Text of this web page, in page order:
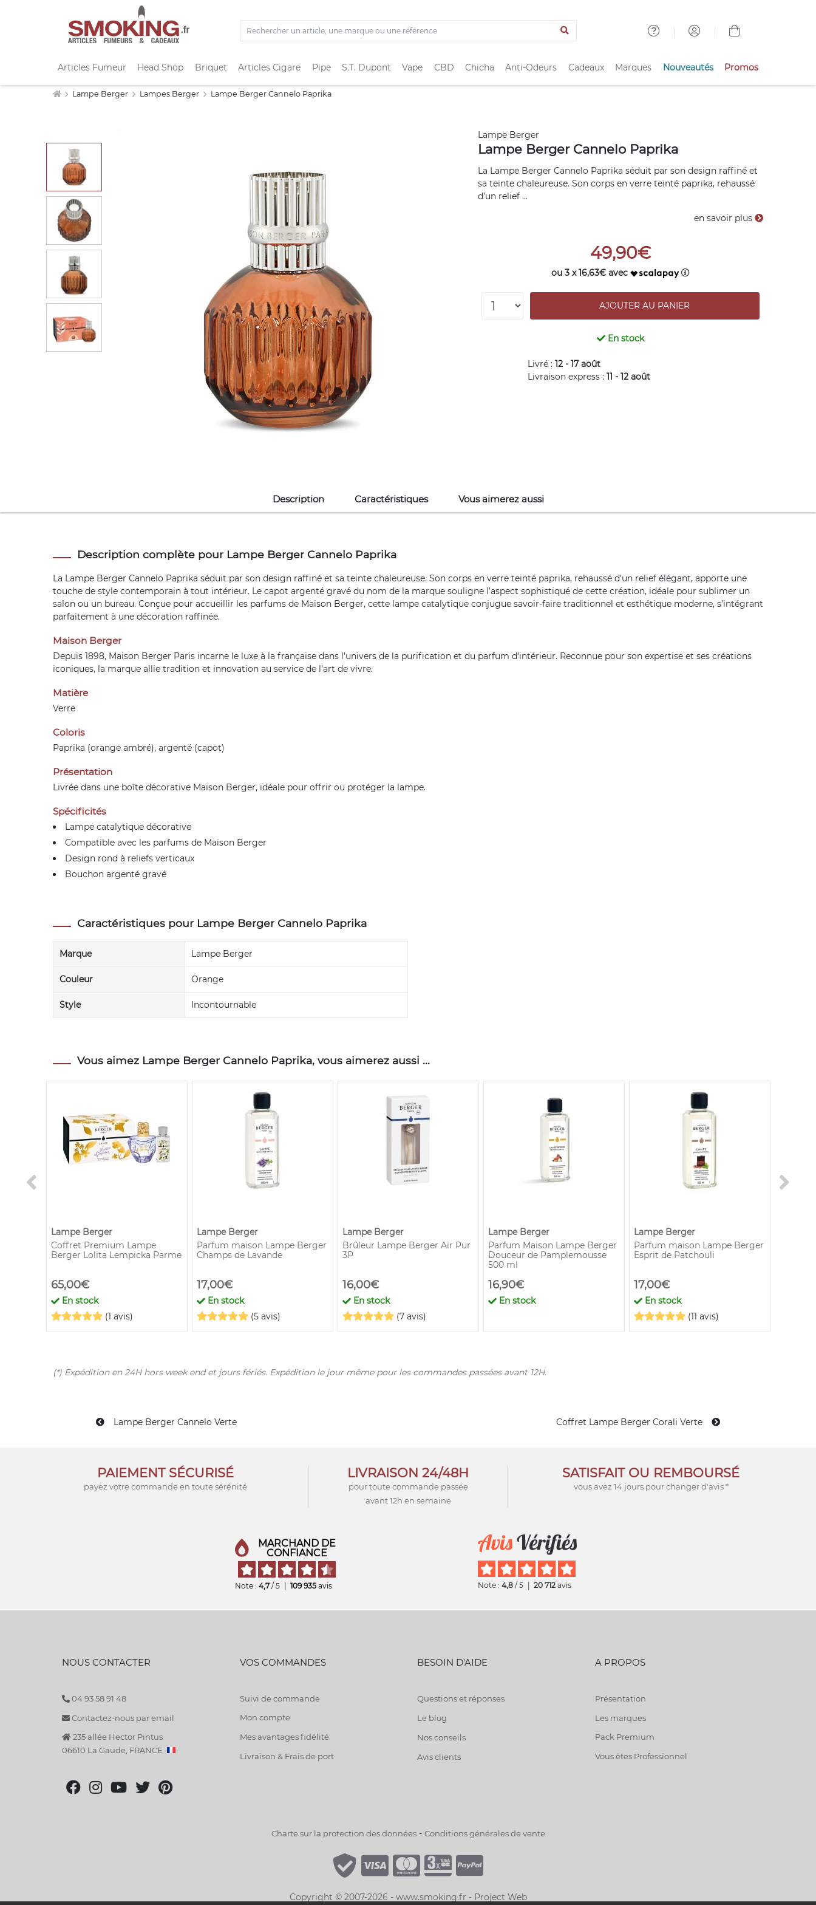
Articles Fumeur Head Shop Briquet Articles Cigare Pipe S.T. Dupont Vape CBD Chicha Anti-Odeurs Cadeaux Marques Nouveautés Promos
Lampe Berger Lampes Berger Lampe Berger Cannelo Paprika
Lampe Berger
Lampe Berger Cannelo Paprika
La Lampe Berger Cannelo Paprika séduit par son design raffiné et
sa teinte chaleureuse. Son corps en verre teinté paprika, rehaussé
d’un relief ...
en savoir plus
49,90€
ou 3 x 16,63€ avec
En stock
Livré :12 - 17 août
Livraison express :11 - 12 août
Description Caractéristiques Vous aimerez aussi
Description complète pour Lampe Berger Cannelo Paprika
La Lampe Berger Cannelo Paprika séduit par son design raffiné et sa teinte chaleureuse. Son corps en verre teinté paprika, rehaussé d’un relief élégant, apporte une
touche de style contemporain à tout intérieur. Le capot argenté gravé du nom de la marque souligne l’aspect sophistiqué de cette création, idéale pour sublimer un
salon ou un bureau. Conçue pour accueillir les parfums de Maison Berger, cette lampe catalytique conjugue savoir-faire traditionnel et esthétique moderne, s’intégrant
parfaitement à une décoration raffinée.
Maison Berger
Depuis 1898, Maison Berger Paris incarne le luxe à la française dans l’univers de la purification et du parfum d’intérieur. Reconnue pour son expertise et ses créations
iconiques, la marque allie tradition et innovation au service de l’art de vivre.
Matière
Verre
Coloris
Paprika (orange ambré), argenté (capot)
Présentation
Livrée dans une boîte décorative Maison Berger, idéale pour offrir ou protéger la lampe.
Spécificités
Lampe catalytique décorative
Compatible avec les parfums de Maison Berger
Design rond à reliefs verticaux
Bouchon argenté gravé
Caractéristiques pour Lampe Berger Cannelo Paprika
Marque Lampe Berger
Couleur Orange
Style Incontournable
Vous aimez Lampe Berger Cannelo Paprika, vous aimerez aussi ...
Lampe Berger
Coffret Premium Lampe
Berger Lolita Lempicka Parme
65,00€
En stock
(1 avis)
Lampe Berger
Parfum maison Lampe Berger
Champs de Lavande
17,00€
En stock
(5 avis)
Lampe Berger
Brûleur Lampe Berger Air Pur
3P
16,00€
En stock
(7 avis)
Lampe Berger
Parfum Maison Lampe Berger
Douceur de Pamplemousse
500 ml
16,90€
En stock
Lampe Berger
Parfum maison Lampe Berger
Esprit de Patchouli
17,00€
En stock
(11 avis)
(*) Expédition en 24H hors week end et jours fériés. Expédition le jour même pour les commandes passées avant 12H.
Lampe Berger Cannelo Verte Coffret Lampe Berger Corali Verte
PAIEMENT SÉCURISÉ
payez votre commande en toute sérénité
LIVRAISON 24/48H
pour toute commande passée
avant 12h en semaine
SATISFAIT OU REMBOURSÉ
vous avez 14 jours pour changer d'avis *
MARCHAND DE
CONFIANCE
Note : 4,7 / 5 109 935 avis Note : 4,8 / 5 20 712 avis
NOUS CONTACTER
04 93 58 91 48
Contactez-nous par email
235 allée Hector Pintus
06610 La Gaude, FRANCE
VOS COMMANDES
Suivi de commande
Mon compte
Mes avantages fidélité
Livraison & Frais de port
BESOIN D'AIDE
Questions et réponses
Le blog
Nos conseils
Avis clients
A PROPOS
Présentation
Les marques
Pack Premium
Vous êtes Professionnel
Charte sur la protection des données- Conditions générales de vente
Copyright © 2007-2026 - www.smoking.fr - Project Web